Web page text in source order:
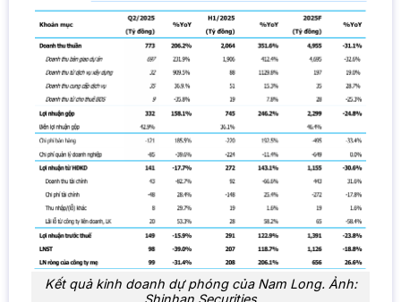
Kết quả kinh doanh dự phóng của Nam Long. Ảnh: